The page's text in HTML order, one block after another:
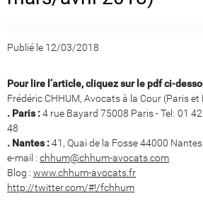
Publié le 12/03/2018
Pour lire l’article, cliquez sur le pdf ci-
Frédéric CHHUM, Avocats à la Cour (Paris et
. Paris :4 rue Bayard 75008 Paris - Tel: 01
48
. Nantes :41, Quai de la Fosse 44000
e-mail : chhum@chhum-avocats.com
Blog : www.chhum-avocats.fr
http://twitter.com/#!/fchhum